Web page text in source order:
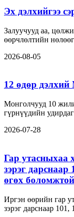
Эх дэлхийгээ
Залуучууд аа,
өөрчлөлтийн
2026-08-05
12 өдөр
Монголчууд 10
гүрнүүдийн
2026-07-28
Гар утасныхаа
зэрэг дарснаар
өгөх
Иргэн өөрийн гар
зэрэг дарснаар 101,